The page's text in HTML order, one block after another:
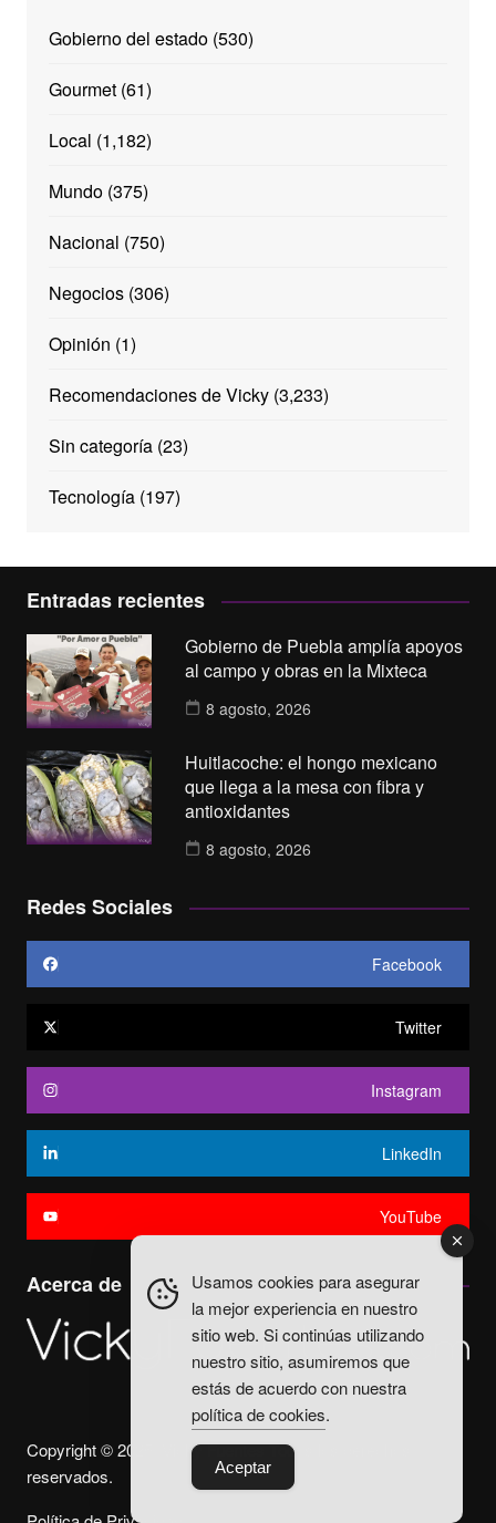
Gobierno del estado(530)
Gourmet(61)
Local (1,182)
Mundo(375)
Nacional (750)
Negocios(306)
Opinión (1)
Recomendaciones de Vicky(3,233)
Sin categoría(23)
Tecnología(197)
Entradas recientes
Gobierno de Puebla amplía apoyos
al campo y obras en la Mixteca
8 agosto, 2026
Huitlacoche: el hongo mexicano
que llega a la mesa con fibra y
antioxidantes
8 agosto, 2026
Redes Sociales
Facebook
Twitter
Instagram
LinkedIn
YouTube
Acerca de
Copyright © 2025. Vicky Fuentes Todos los derechos
reservados.
Usamos cookies para asegurar
la mejor experiencia en nuestro
sitio web. Si continúas utilizando
nuestro sitio, asumiremos que
estás de acuerdo con nuestra
política de cookies.
Aceptar